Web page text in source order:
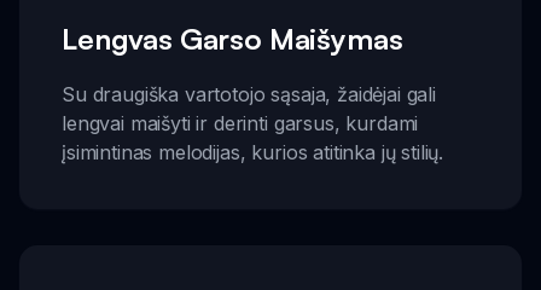
Lengvas Garso Maišymas
Su draugiška vartotojo sąsaja, žaidėjai gali
lengvai maišyti ir derinti garsus, kurdami
įsimintinas melodijas, kurios atitinka jų stilių.